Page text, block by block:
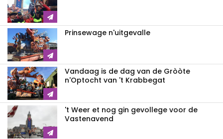
Prinsewage n'uitgevalle
Vandaag is de dag van de Gròòte
n'Optocht van 't Krabbegat
't Weer et nog gin gevollege voor de
Vastenavend